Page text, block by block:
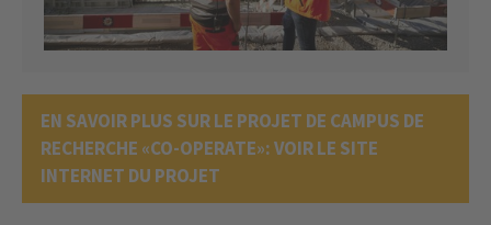
EN SAVOIR PLUS SUR LE PROJET DE CAMPUS DE
RECHERCHE «CO-OPERATE»: VOIR LE SITE
INTERNET DU PROJET